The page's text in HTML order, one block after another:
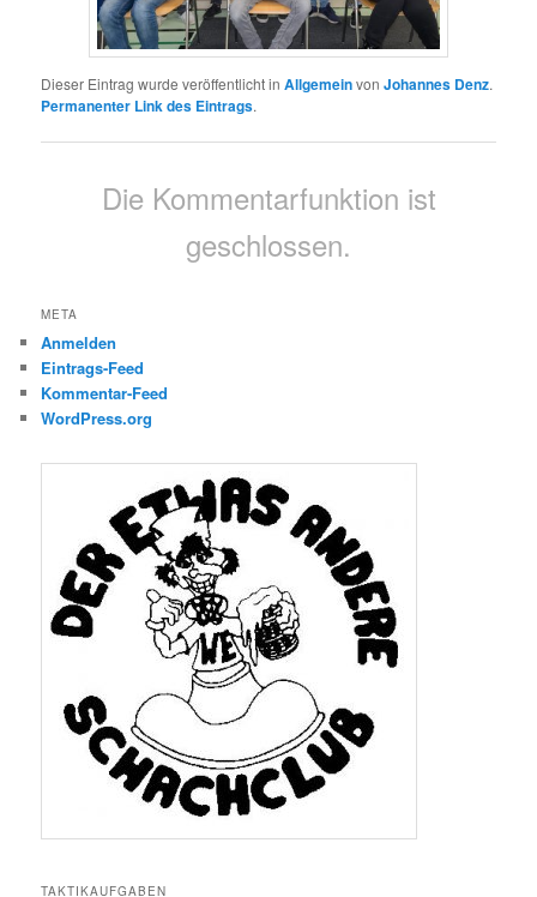
Dieser Eintrag wurde veröffentlicht inAllgemeinvonJohannes Denz.
Permanenter Link des Eintrags.
Die Kommentarfunktion ist
geschlossen.
META
Anmelden
Eintrags-Feed
Kommentar-Feed
WordPress.org
TAKTIKAUFGABEN